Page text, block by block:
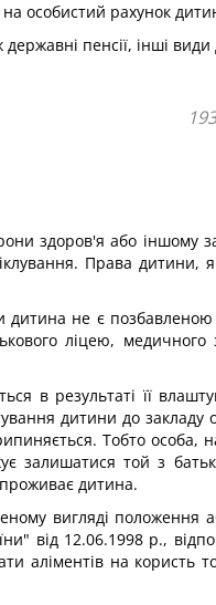
особистий рахунок
пенсії, інші
здоров'я або
Права дитини,
не є
ліцею,
в результаті її
дитини до
Тобто особа,
залишатися той з
проживає дитина.
вигляді
від 12.06.1998 p.,
аліментів на